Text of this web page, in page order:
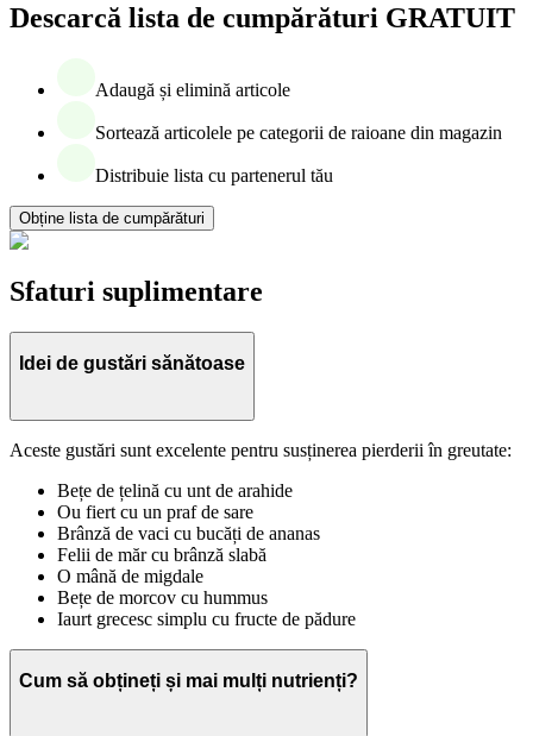
Descarcă lista de cumpărături GRATUIT
Adaugă și elimină articole
Sortează articolele pe categorii de raioane din magazin
Distribuie lista cu partenerul tău
Obține lista de cumpărături
Sfaturi suplimentare
Idei de gustări sănătoase
Aceste gustări sunt excelente pentru susținerea pierderii în greutate:
Bețe de țelină cu unt de arahide
Ou fiert cu un praf de sare
Brânză de vaci cu bucăți de ananas
Felii de măr cu brânză slabă
O mână de migdale
Bețe de morcov cu hummus
Iaurt grecesc simplu cu fructe de pădure
Cum să obțineți și mai mulți nutrienți?